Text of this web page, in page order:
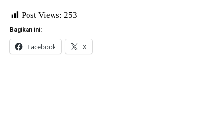
Post Views: 253
Bagikan ini:
Facebook X